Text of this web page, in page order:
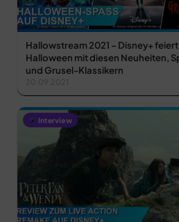
Hallowstream 2021 – Disney+ feiert
Halloween mit diesen Neuheiten,
und Grusel-Klassikern
20.09.2021
Interview